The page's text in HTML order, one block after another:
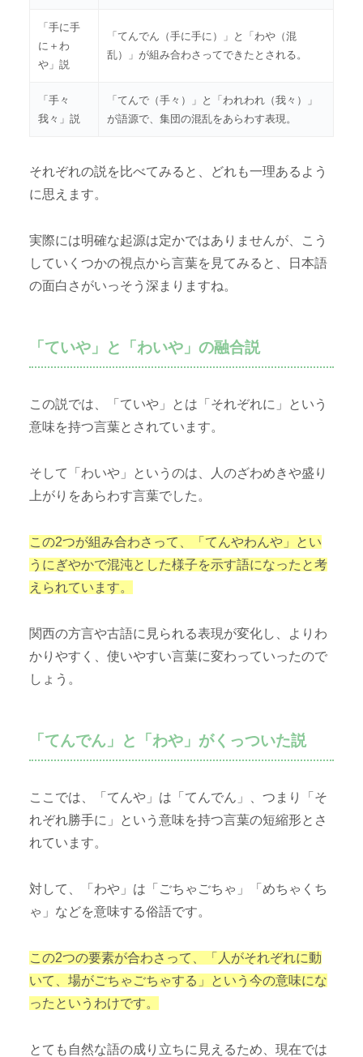
「手に手
に＋わ
や」説
「てんでん（手に手に）」と「わや（混
乱）」が組み合わさってできたとされる。
「手々
我々」説
「てんで（手々）」と「われわれ（我々）」
が語源で、集団の混乱をあらわす表現。
それぞれの説を比べてみると、どれも一理あるよう
に思えます。
実際には明確な起源は定かではありませんが、こう
していくつかの視点から言葉を見てみると、日本語
の面白さがいっそう深まりますね。
「ていや」と「わいや」の融合説
この説では、「ていや」とは「それぞれに」という
意味を持つ言葉とされています。
そして「わいや」というのは、人のざわめきや盛り
上がりをあらわす言葉でした。
この2つが組み合わさって、「てんやわんや」とい
うにぎやかで混沌とした様子を示す語になったと考
えられています。
関西の方言や古語に見られる表現が変化し、よりわ
かりやすく、使いやすい言葉に変わっていったので
しょう。
「てんでん」と「わや」がくっついた説
ここでは、「てんや」は「てんでん」、つまり「そ
れぞれ勝手に」という意味を持つ言葉の短縮形とさ
れています。
対して、「わや」は「ごちゃごちゃ」「めちゃくち
ゃ」などを意味する俗語です。
この2つの要素が合わさって、「人がそれぞれに動
いて、場がごちゃごちゃする」という今の意味にな
ったというわけです。
とても自然な語の成り立ちに見えるため、現在では